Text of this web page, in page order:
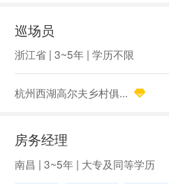
巡场员
浙江省 | 3~5年 | 学历不限
杭州西湖高尔夫乡村俱...
房务经理
南昌 | 3~5年 | 大专及同等学历